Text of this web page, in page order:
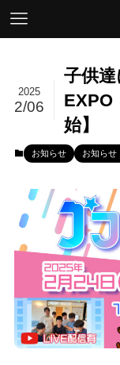
子供
EXPO
始】
2025
2/06
お知らせ お知らせ